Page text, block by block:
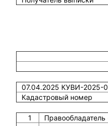
07.04.2025 КУВИ-2025-
Кадастровый номер
1 Правообладатель